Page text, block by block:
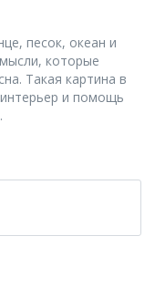
песок, океан и
которые
Такая картина в
и помощь